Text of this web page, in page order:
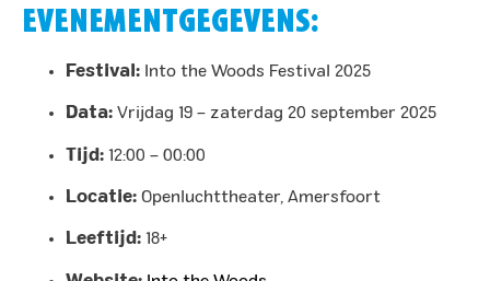
EVENEMENTGEGEVENS:
Festival: Into the Woods Festival 2025
Data: Vrijdag 19 – zaterdag 20 september 2025
Tijd: 12:00 – 00:00
Locatie: Openluchttheater, Amersfoort
Leeftijd: 18+